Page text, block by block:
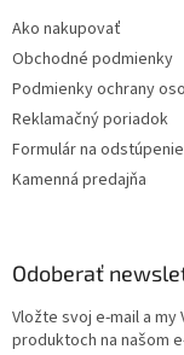
Ako nakupovať
Obchodné podmienky
Podmienky ochrany
Reklamačný poriadok
Formulár na
Kamenná predajňa
Odoberať
Vložte svoj e-mail a
produktoch na našom